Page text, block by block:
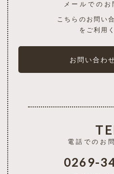
メールでのお
こちらのお問い
をご利用
お問い合わ
電話でのお
0269-